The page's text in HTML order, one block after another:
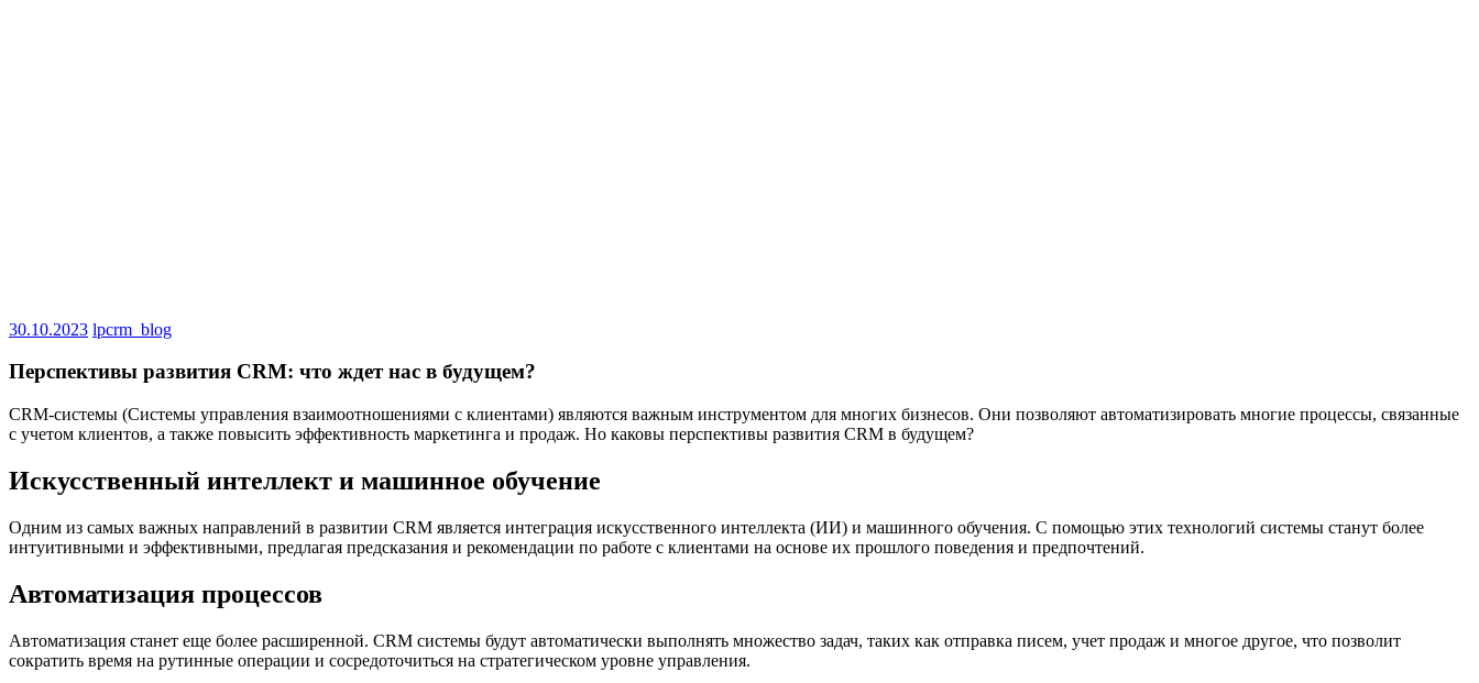
30.10.2023 lpcrm_blog
Перспективы развития CRM: что ждет нас в будущем?
CRM-системы (Системы управления взаимоотношениями с клиентами) являются важным инструментом для многих бизнесов. Они позволяют автоматизировать многие процессы, связанные
с учетом клиентов, а также повысить эффективность маркетинга и продаж. Но каковы перспективы развития CRM в будущем?
Искусственный интеллект и машинное обучение
Одним из самых важных направлений в развитии CRM является интеграция искусственного интеллекта (ИИ) и машинного обучения. С помощью этих технологий системы станут более
интуитивными и эффективными, предлагая предсказания и рекомендации по работе с клиентами на основе их прошлого поведения и предпочтений.
Автоматизация процессов
Автоматизация станет еще более расширенной. CRM системы будут автоматически выполнять множество задач, таких как отправка писем, учет продаж и многое другое, что позволит
сократить время на рутинные операции и сосредоточиться на стратегическом уровне управления.